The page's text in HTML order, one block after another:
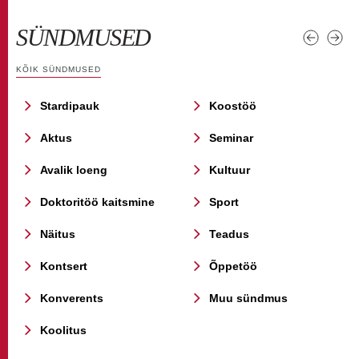
SÜNDMUSED
KÕIK SÜNDMUSED
Stardipauk
Aktus
Avalik loeng
Doktoritöö kaitsmine
Näitus
Kontsert
Konverents
Koolitus
Koostöö
Seminar
Kultuur
Sport
Teadus
Õppetöö
Muu sündmus